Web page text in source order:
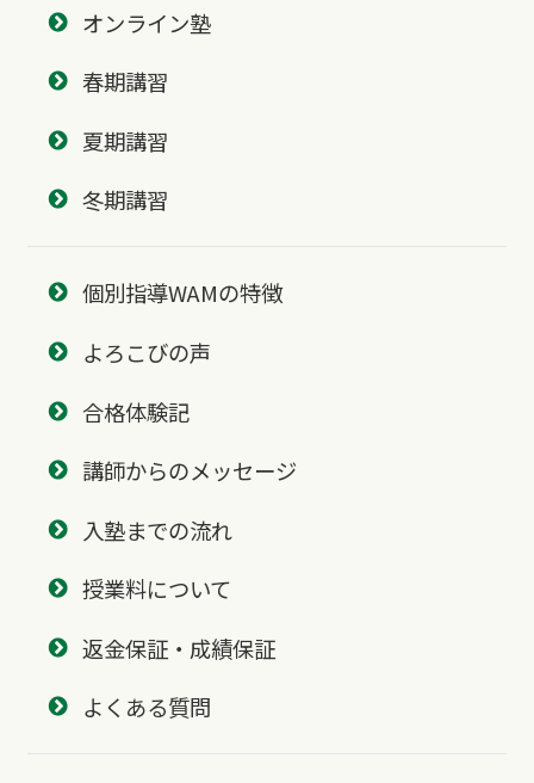
オンライン塾
春期講習
夏期講習
冬期講習
個別指導WAMの特徴
よろこびの声
合格体験記
講師からのメッセージ
入塾までの流れ
授業料について
返金保証・成績保証
よくある質問